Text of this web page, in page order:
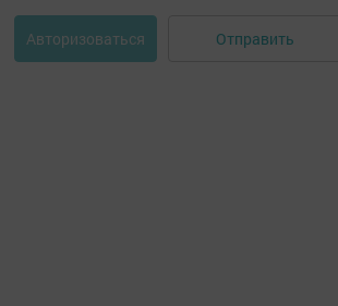
Авторизоваться Отправить